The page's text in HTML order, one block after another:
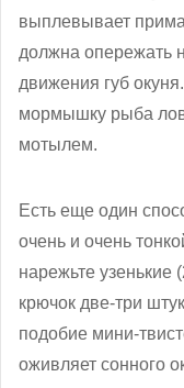
выплевывает
должна опережать
движения губ
мормышку рыба
мотылем.
Есть еще один
очень и очень
нарежьте узенькие
крючок две-три
подобие мини-
оживляет сонного